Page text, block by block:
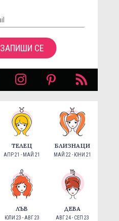
ЗАПИШИ СЕ
ТЕЛЕЦ
АПР 21 - МАЙ 21
БЛИЗНАЦИ
МАЙ 22 - ЮНИ 21
ЛЪВ
ЮЛИ 23 - АВГ 23
ДЕВА
АВГ 24 - СЕП 23